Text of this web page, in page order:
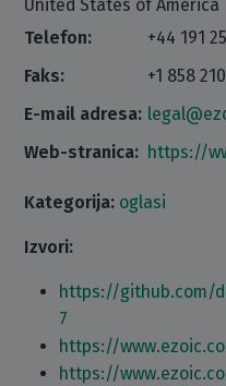
United States of America
Telefon:
+44 191
Faks:
+1 858
E-mail adresa:
Web-stranica: https://
Kategorija: oglasi
Izvori:
https://github.com/
7
https://
https://